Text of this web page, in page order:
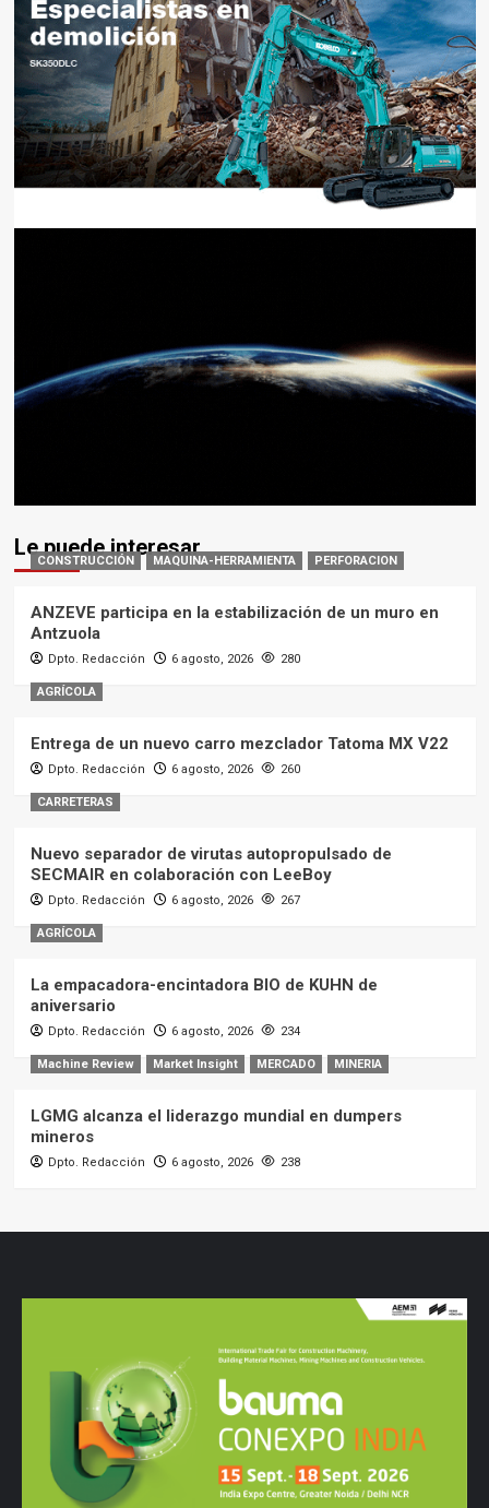
Le puede interesar
CONSTRUCCIÓN MAQUINA-HERRAMIENTA PERFORACION
ANZEVE participa en la estabilización de un muro en
Antzuola
Dpto. Redacción 6 agosto, 2026 280
AGRÍCOLA
Entrega de un nuevo carro mezclador Tatoma MX V22
Dpto. Redacción 6 agosto, 2026 260
CARRETERAS
Nuevo separador de virutas autopropulsado de
SECMAIR en colaboración con LeeBoy
Dpto. Redacción 6 agosto, 2026 267
AGRÍCOLA
La empacadora-encintadora BIO de KUHN de
aniversario
Dpto. Redacción 6 agosto, 2026 234
Machine Review Market Insight MERCADO MINERIA
LGMG alcanza el liderazgo mundial en dumpers
mineros
Dpto. Redacción 6 agosto, 2026 238